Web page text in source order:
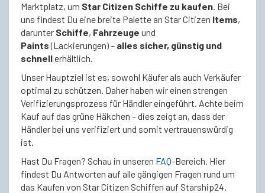
Marktplatz, um Star Citizen Schiffe zu kaufen. Bei
uns findest Du eine breite Palette an Star Citizen Items,
darunter Schiffe, Fahrzeuge und
Paints(Lackierungen) – alles sicher, günstig und
schnellerhältlich.
Unser Hauptziel ist es, sowohl Käufer als auch Verkäufer
optimal zu schützen. Daher haben wir einen strengen
Verifizierungsprozess für Händler eingeführt. Achte beim
Kauf auf das grüne Häkchen – dies zeigt an, dass der
Händler bei uns verifiziert und somit vertrauenswürdig
ist.
Hast Du Fragen? Schau in unseren FAQ-Bereich. Hier
findest Du Antworten auf alle gängigen Fragen rund um
das Kaufen von Star Citizen Schiffen auf Starship24.